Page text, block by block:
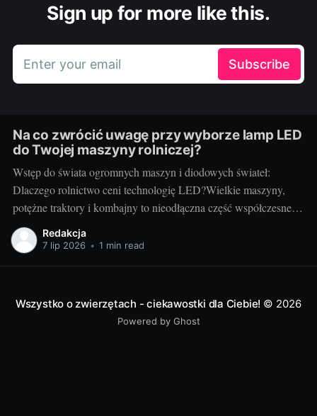
Sign up for more like this.
Enter your email Subscribe
Na co zwrócić uwagę przy wyborze lamp LED
do Twojej maszyny rolniczej?
Wstęp do świata ogromnych maszyn i diodowych świateł:
Dlaczego rolnictwo ceni technologię LED?Wielkie maszyny,
potężne traktory i kombajny to nieodłączna część współczesnego
rolnictwa. Każdy kto prowadzi gospodarstwo wie, jak ważna jest
niezawodność i efektywność sprzętu - tak jak dobrze dobrany
Redakcja
7 lip 2026 • 1 min read
Wszystko o zwierzętach - ciekawostki dla Ciebie! © 2026
Powered by Ghost